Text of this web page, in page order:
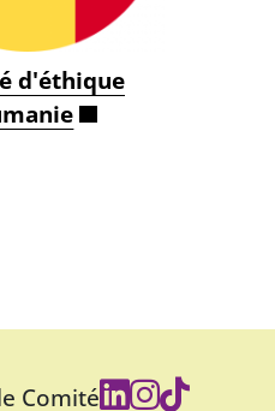
d'éthique
Comité